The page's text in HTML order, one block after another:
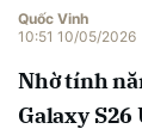
Quốc Vinh
10:51 10/05/2026
Nhờ tính
Galaxy